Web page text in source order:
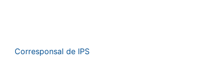
Corresponsal de IPS